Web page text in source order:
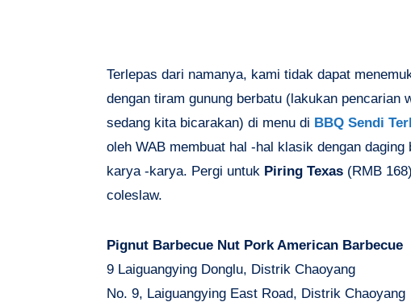
Terlepas dari namanya, kami tidak dapat
dengan tiram gunung berbatu (lakukan pencarian
sedang kita bicarakan) di menu di BBQ Sendi
oleh WAB membuat hal -hal klasik dengan
karya -karya. Pergi untuk Piring Texas (RMB
coleslaw.
Pignut Barbecue Nut Pork American Barbecue
9 Laiguangying Donglu, Distrik Chaoyang
No. 9, Laiguangying East Road, Distrik Chaoyang